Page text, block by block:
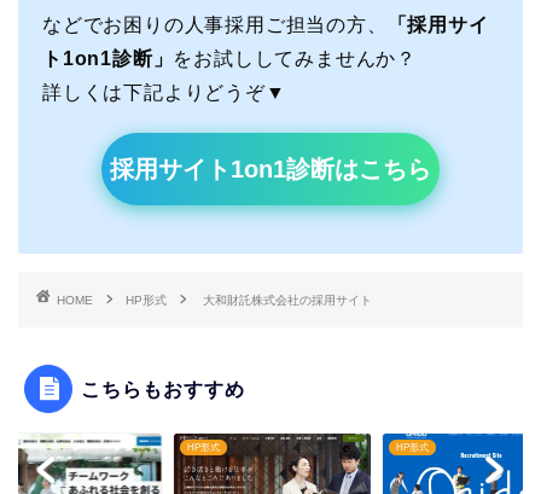
などでお困りの人事採用ご担当の方、
「採用サイ
ト1on1診断」 をお試ししてみませんか？
詳しくは下記よりどうぞ▼
採用サイト1on1診断はこちら
HOME HP形式 大和財託株式会社の採用サイト
こちらもおすすめ
HP形式 HP形式